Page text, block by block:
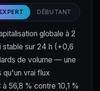
EXPERT DÉBUTANT
globale à 2
stable sur 24 h (+0,6
de volume — une
qu'un vrai flux
56,8 % contre 10,1 %